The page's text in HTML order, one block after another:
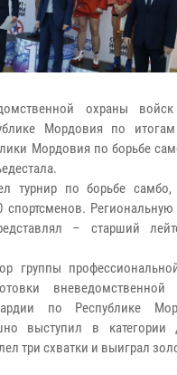
охраны
Мордовия по
Мордовия по борьбе
турнир по борьбе
спортсменов.
– старший
группы
по Республике
выступил в
три схватки и выиграл